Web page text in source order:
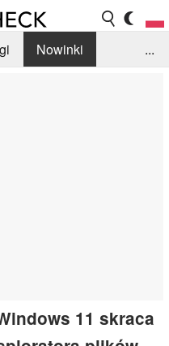
Nowinki
...
11 skraca